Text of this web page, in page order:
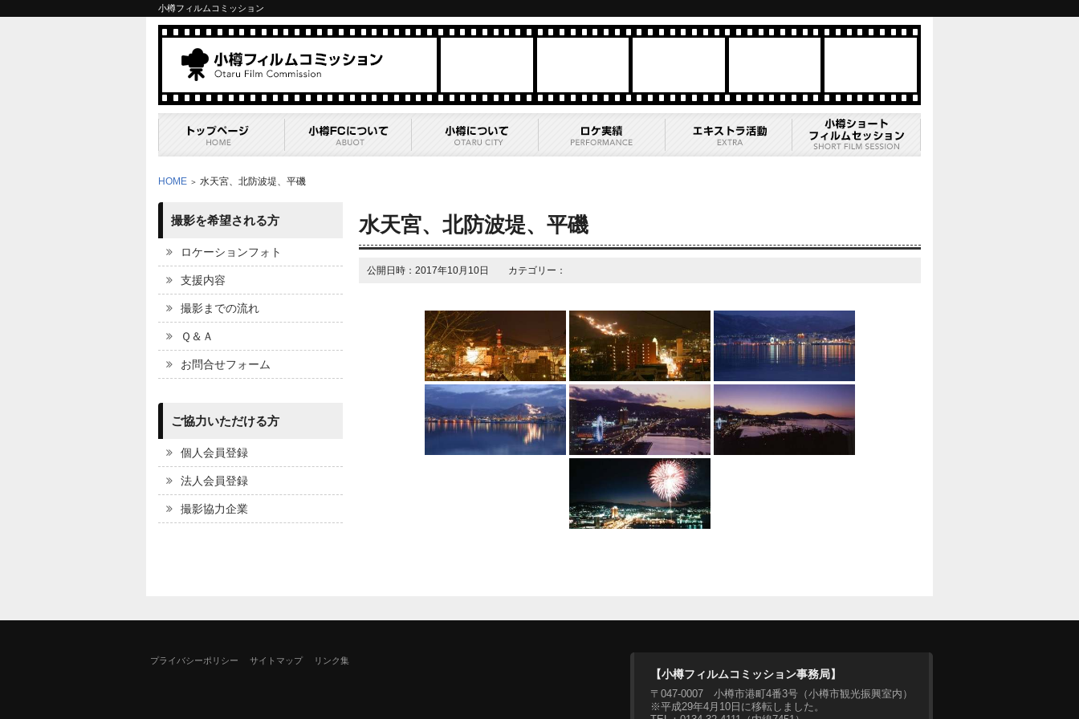
小樽フィルムコミッション
HOME ＞ 水天宮、北防波堤、平磯
水天宮、北防波堤、平磯
公開日時：2017年10月10日 カテゴリー：
撮影を希望される方
ロケーションフォト
支援内容
撮影までの流れ
Ｑ＆Ａ
お問合せフォーム
ご協力いただける方
個人会員登録
法人会員登録
撮影協力企業
プライバシーポリシー サイトマップ リンク集
【小樽フィルムコミッション事務局】
〒047-0007 小樽市港町4番3号（小樽市観光振興室内）
※平成29年4月10日に移転しました。